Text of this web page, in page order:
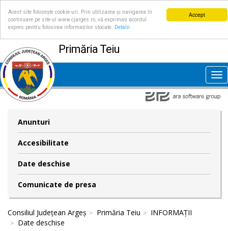
Accept
Acest site folosește cookie-uri. Prin utilizarea și navigarea în
continuare pe site-ul www.cjarges.ro, vă exprimați acordul
expres pentru folosirea informațiilor stocate.
Detalii
Primăria Teiu
Anunturi
Accesibilitate
Date deschise
Comunicate de presa
Consiliul Județean Argeș Primăria Teiu
INFORMAȚII
Date deschise